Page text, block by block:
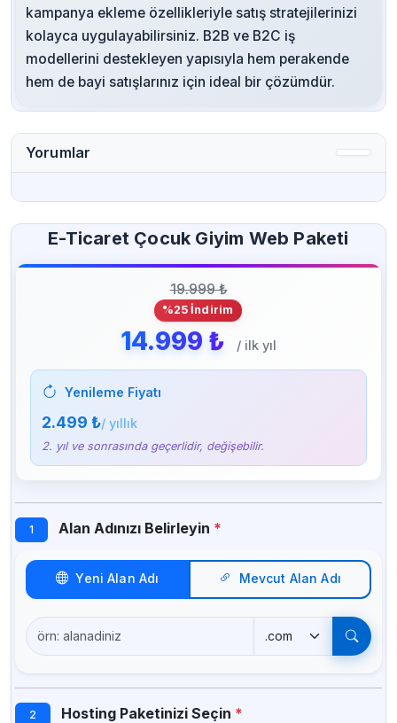
kampanya ekleme özellikleriyle satış stratejilerinizi
kolayca uygulayabilirsiniz. B2B ve B2C iş
modellerini destekleyen yapısıyla hem perakende
hem de bayi satışlarınız için ideal bir çözümdür.
Yorumlar
E-Ticaret Çocuk Giyim Web Paketi
19.999 ₺
%25 İndirim
14.999 ₺ / ilk yıl
Yenileme Fiyatı
2.499 ₺/ yıllık
2. yıl ve sonrasında geçerlidir, değişebilir.
1 Alan Adınızı Belirleyin *
Yeni Alan Adı Mevcut Alan Adı
2 Hosting Paketinizi Seçin *